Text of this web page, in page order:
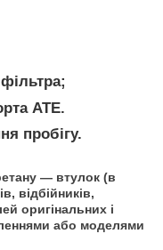
АТЕ.
пробігу.
— втулок (в
відбійників,
оригінальних і
або моделями